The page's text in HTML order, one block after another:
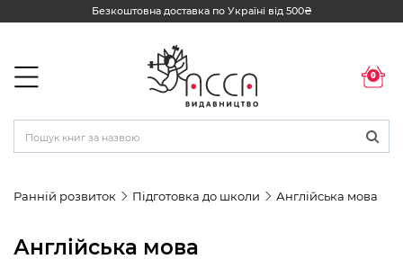
Безкоштовна доставка по Україні від 500₴
0
Ранній розвиток Підготовка до школи Англійська мова
Англійська мова